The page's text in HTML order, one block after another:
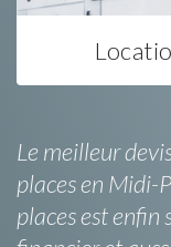
Le meilleur
places en Midi-
places est enfin